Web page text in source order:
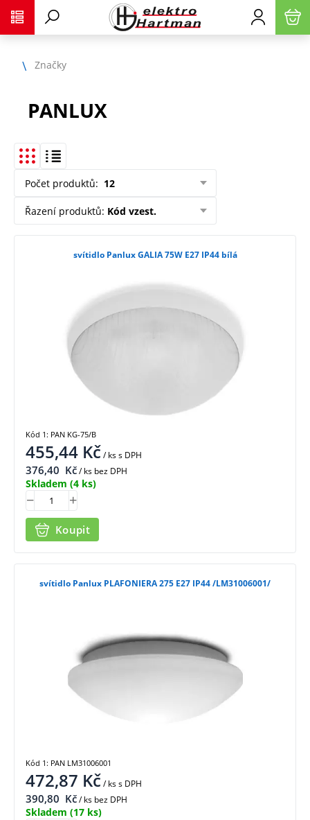
Značky
PANLUX
Počet produktů: 12
Řazení produktů: Kód vzest.
svítidlo Panlux GALIA 75W E27 IP44 bílá
455,44 Kč/ kss DPH
376,40 Kč/ ks bez DPH
Skladem (4 ks)
Koupit
Kód 1: PAN KG-75/B
svítidlo Panlux PLAFONIERA 275 E27 IP44 /LM31006001/
472,87 Kč/ kss DPH
390,80 Kč/ ks bez DPH
Skladem (17 ks)
Kód 1: PAN LM31006001